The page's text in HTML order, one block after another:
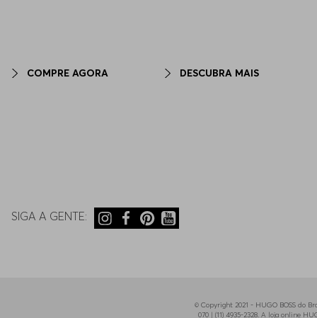
COMPRE AGORA DESCUBRA MAIS
SIGA A GENTE:
© Copyright 2021 - HUGO BOSS do
070 | (11) 4935-2328. A loja online